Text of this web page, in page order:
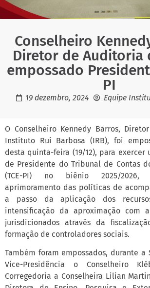
Conselheiro
Diretor de Auditoria
empossado
PI
19 dezembro, 2024 Equipe
O Conselheiro Kennedy Barros,
Instituto Rui Barbosa (IRB), foi
desta quinta-feira (19/12), para exercer
de Presidente do Tribunal de Contas
(TCE-PI) no biênio 2025/2026,
aprimoramento das políticas de
a passo da aplicação dos
intensificação da aproximação com
jurisdicionados através da
formação de controladores sociais.
Também foram empossados, durante a
Vice-Presidência o Conselheiro
Corregedoria a Conselheira Lilian